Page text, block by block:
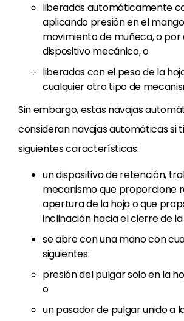
liberadas automáticamente
aplicando presión en el
movimiento de muñeca, o
dispositivo mecánico, o
liberadas con el peso de la
cualquier otro tipo de
Sin embargo, estas navajas
consideran navajas automáticas si
siguientes características:
un dispositivo de retención,
mecanismo que proporcione
apertura de la hoja o que
inclinación hacia el cierre de
se abre con una mano con
siguientes:
presión del pulgar solo en la
o
un pasador de pulgar unido a